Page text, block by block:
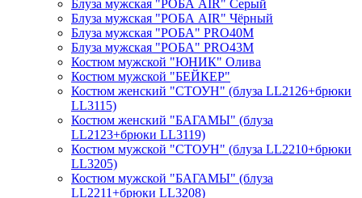
Блуза мужская "РОБА AIR" Серый
Блуза мужская "РОБА AIR" Чёрный
Блуза мужская "РОБА" PRO40М
Блуза мужская "РОБА" PRO43М
Костюм мужской "ЮНИК" Олива
Костюм мужской "БЕЙКЕР"
Костюм женский "СТОУН" (блуза LL2126+брюки
LL3115)
Костюм женский "БАГАМЫ" (блуза
LL2123+брюки LL3119)
Костюм мужской "СТОУН" (блуза LL2210+брюки
LL3205)
Костюм мужской "БАГАМЫ" (блуза
LL2211+брюки LL3208)